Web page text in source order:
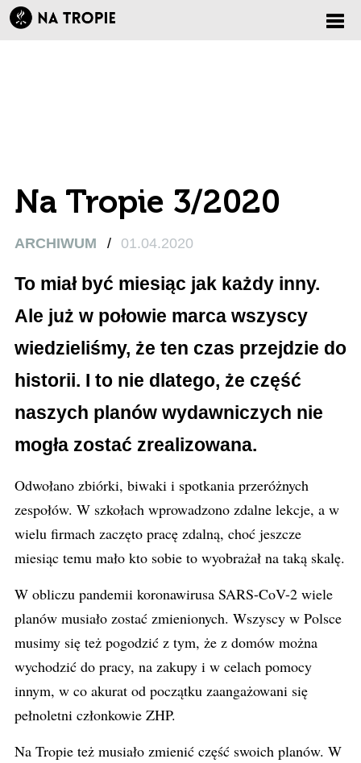
Na Tropie 3/2020
ARCHIWUM / 01.04.2020
To miał być miesiąc jak każdy inny.
Ale już w połowie marca wszyscy
wiedzieliśmy, że ten czas przejdzie do
historii. I to nie dlatego, że część
naszych planów wydawniczych nie
mogła zostać zrealizowana.
Odwołano zbiórki, biwaki i spotkania przeróżnych
zespołów. W szkołach wprowadzono zdalne lekcje, a w
wielu firmach zaczęto pracę zdalną, choć jeszcze
miesiąc temu mało kto sobie to wyobrażał na taką skalę.
W obliczu pandemii koronawirusa SARS-CoV-2 wiele
planów musiało zostać zmienionych. Wszyscy w Polsce
musimy się też pogodzić z tym, że z domów można
wychodzić do pracy, na zakupy i w celach pomocy
innym, w co akurat od początku zaangażowani się
pełnoletni członkowie ZHP.
Na Tropie też musiało zmienić część swoich planów. W